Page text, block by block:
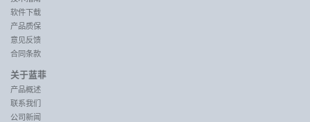
软件下载
产品质保
意见反馈
合同条款
关于蓝菲
产品概述
联系我们
公司新闻